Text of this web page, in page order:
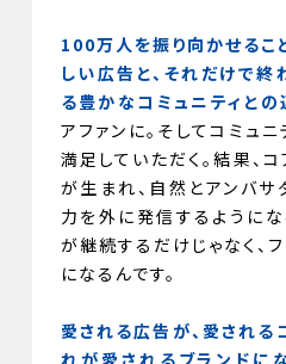
100万人を振り向かせるこ
しい広告と、それだけで終
る豊かなコミュニティと
アファンに。そしてコミュ
満足していただく。結果、
が生まれ、自然とアンバサ
力を外に発信するようにな
が継続するだけじゃなく、
になるんです。
愛される広告が、愛される
れが愛されるブランドに